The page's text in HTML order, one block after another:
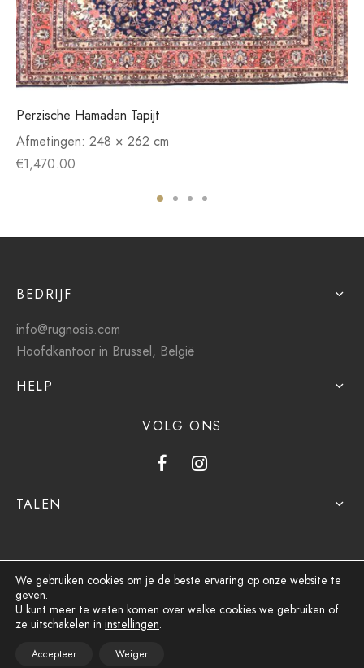
Perzische Hamadan Tapijt
Afmetingen: 248 × 262 cm
€1,470.00
BEDRIJF
info@rugnosis.com
Hoofdkantoor in Brussel, België
HELP
VOLG ONS
TALEN
Privacybeleid
We gebruiken cookies om je de beste ervaring op onze website te
geven.
U kunt meer te weten komen over welke cookies we gebruiken of
ze uitschakelen in instellingen.
Accepteer Weiger